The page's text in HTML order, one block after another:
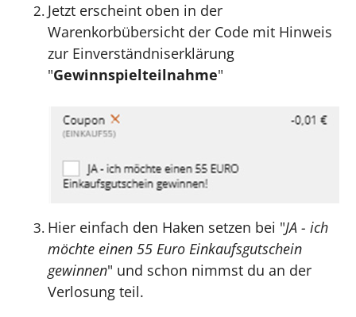
Jetzt erscheint oben in der
Warenkorbübersicht der Code mit Hinweis
zur Einverständniserklärung
"Gewinnspielteilnahme"
Hier einfach den Haken setzen bei "JA - ich
möchte einen 55 Euro Einkaufsgutschein
gewinnen" und schon nimmst du an der
Verlosung teil.